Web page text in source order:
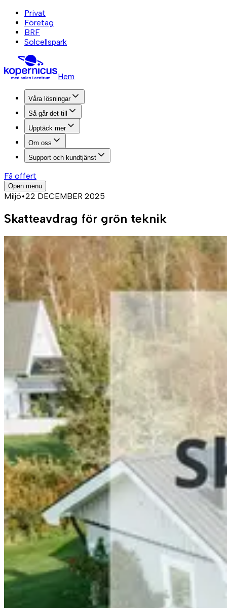
Privat
Företag
BRF
Solcellspark
Hem
Våra lösningar
Så går det till
Upptäck mer
Om oss
Support och kundtjänst
Få offert
Open menu
Miljö•22 DECEMBER 2025
Skatteavdrag för grön teknik